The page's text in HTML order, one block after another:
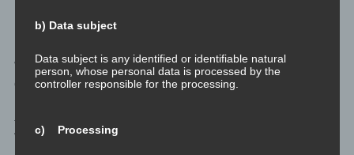
Fein. Damit ist mein Kriterium für eine Impfung erfüllt.
Wie allerdings argumentiere ich nun philosophisch für oder
gegen eine allgemeine Impfpflicht?
— Kurzer Einschub: Bis Ende Jänner 2020 waren die beiden
Worte “Impfpficht” in der Medizin und “Trumpfpflicht” beim
b) Data subject
Data subject is any identified or identifiable natural
person, whose personal data is processed by the
controller responsible for the processing.
c) Processing